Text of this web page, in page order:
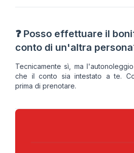
❓ Posso effettuare il
conto di un'altra
Tecnicamente sì, ma
che il conto sia intestato a te.
prima di prenotare.